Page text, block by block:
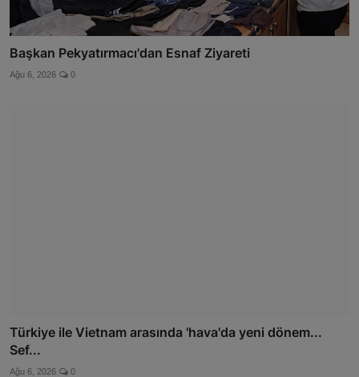
Başkan Pekyatırmacı'dan Esnaf Ziyareti
Ağu 6, 2026 0
Türkiye ile Vietnam arasında 'hava'da yeni dönem...
Sef...
Ağu 6, 2026 0